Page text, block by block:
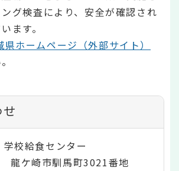
グ検査により、安全が確認され
ます。
県ホームページ（外部サイト）
校給食センター
龍ケ崎市馴馬町3021番地